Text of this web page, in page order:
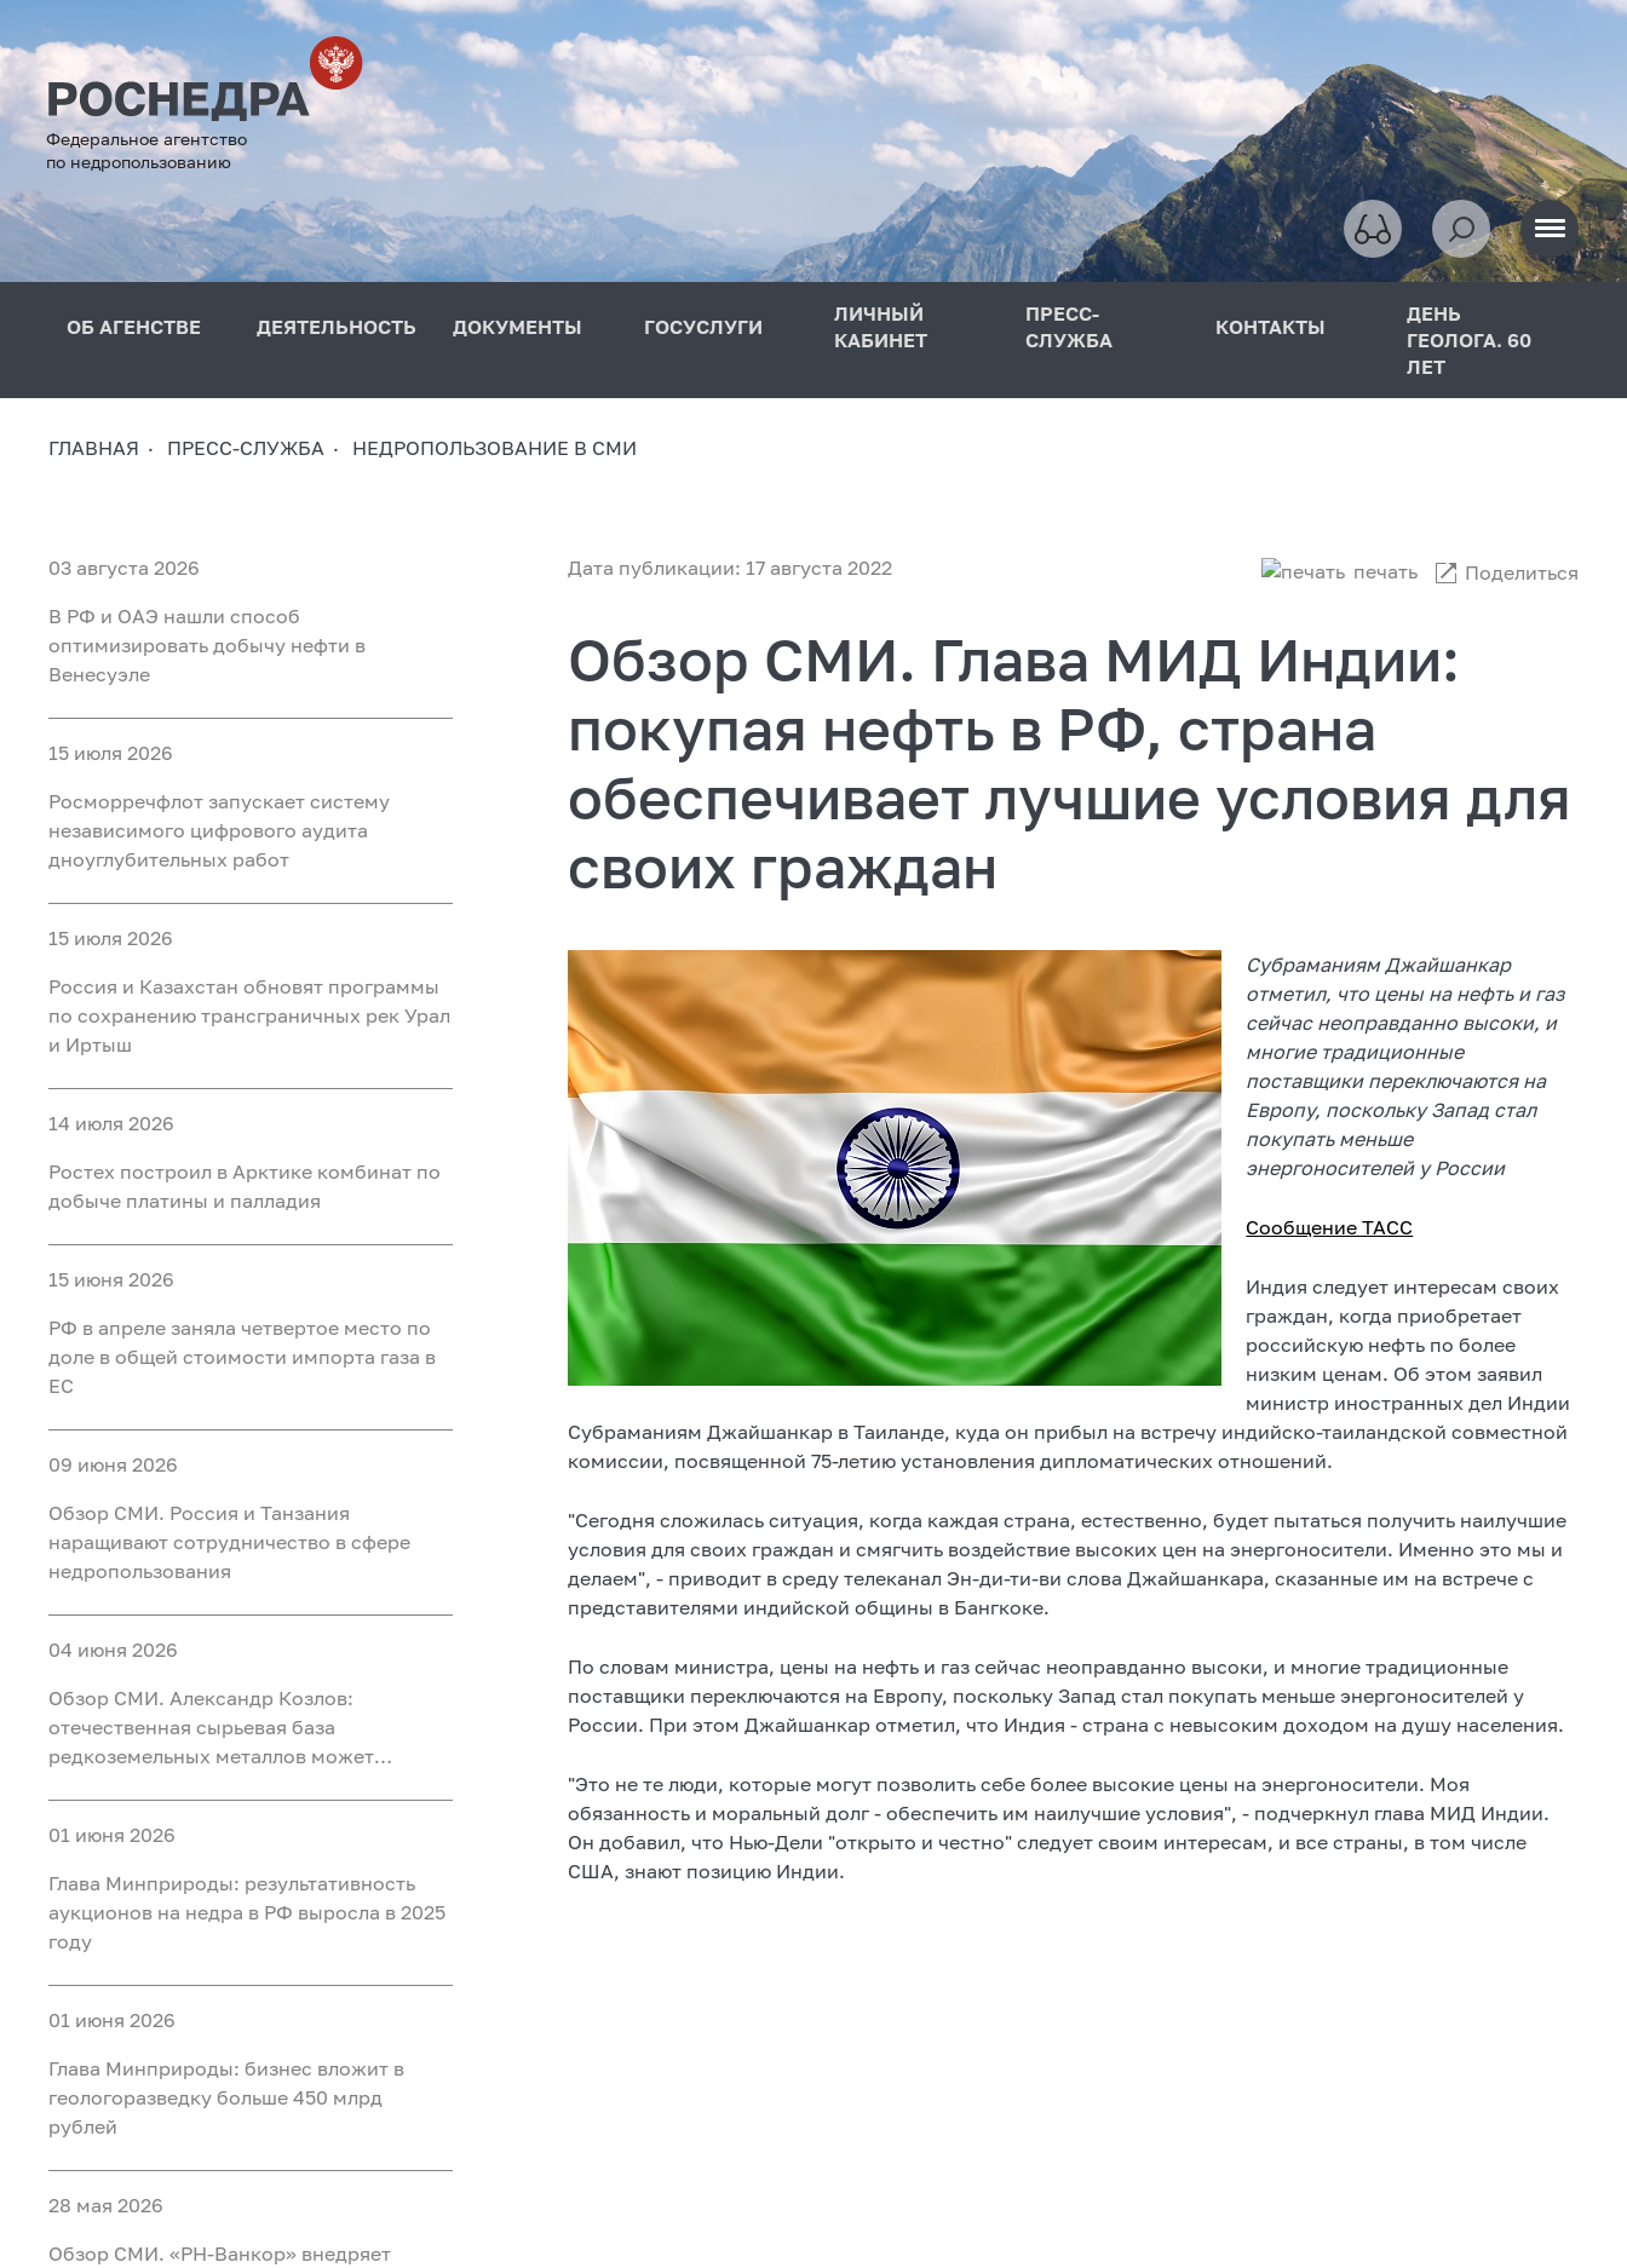
Федеральное агентство
по недропользованию
ОБ АГЕНСТВЕ ДЕЯТЕЛЬНОСТЬ ДОКУМЕНТЫ ГОСУСЛУГИ
ЛИЧНЫЙ
КАБИНЕТ
ПРЕСС-
СЛУЖБА
КОНТАКТЫ
ДЕНЬ
ГЕОЛОГА. 60
ЛЕТ
ГЛАВНАЯ ПРЕСС-СЛУЖБА НЕДРОПОЛЬЗОВАНИЕ В СМИ
03 августа 2026
В РФ и ОАЭ нашли способ
оптимизировать добычу нефти в
Венесуэле
15 июля 2026
Росморречфлот запускает систему
независимого цифрового аудита
дноуглубительных работ
15 июля 2026
Россия и Казахстан обновят программы
по сохранению трансграничных рек Урал
и Иртыш
14 июля 2026
Ростех построил в Арктике комбинат по
добыче платины и палладия
15 июня 2026
РФ в апреле заняла четвертое место по
доле в общей стоимости импорта газа в
ЕС
09 июня 2026
Обзор СМИ. Россия и Танзания
наращивают сотрудничество в сфере
недропользования
04 июня 2026
Обзор СМИ. Александр Козлов:
отечественная сырьевая база
редкоземельных металлов может
01 июня 2026
Глава Минприроды: результативность
аукционов на недра в РФ выросла в 2025
году
01 июня 2026
Глава Минприроды: бизнес вложит в
геологоразведку больше 450 млрд
рублей
28 мая 2026
Обзор СМИ. «РН-Ванкор» внедряет
Дата публикации: 17 августа 2022 печать Поделиться
Обзор СМИ. Глава МИД Индии:
покупая нефть в РФ, страна
обеспечивает лучшие условия для
своих граждан
Субраманиям Джайшанкар
отметил, что цены на нефть и газ
сейчас неоправданно высоки, и
многие традиционные
поставщики переключаются на
Европу, поскольку Запад стал
покупать меньше
энергоносителей у России
Сообщение ТАСС
Индия следует интересам своих
граждан, когда приобретает
российскую нефть по более
низким ценам. Об этом заявил
министр иностранных дел Индии
Субраманиям Джайшанкар в Таиланде, куда он прибыл на встречу индийско-таиландской совместной
комиссии, посвященной 75-летию установления дипломатических отношений.
"Сегодня сложилась ситуация, когда каждая страна, естественно, будет пытаться получить наилучшие
условия для своих граждан и смягчить воздействие высоких цен на энергоносители. Именно это мы и
делаем", - приводит в среду телеканал Эн-ди-ти-ви слова Джайшанкара, сказанные им на встрече с
представителями индийской общины в Бангкоке.
По словам министра, цены на нефть и газ сейчас неоправданно высоки, и многие традиционные
поставщики переключаются на Европу, поскольку Запад стал покупать меньше энергоносителей у
России. При этом Джайшанкар отметил, что Индия - страна с невысоким доходом на душу населения.
"Это не те люди, которые могут позволить себе более высокие цены на энергоносители. Моя
обязанность и моральный долг - обеспечить им наилучшие условия", - подчеркнул глава МИД Индии.
Он добавил, что Нью-Дели "открыто и честно" следует своим интересам, и все страны, в том числе
США, знают позицию Индии.